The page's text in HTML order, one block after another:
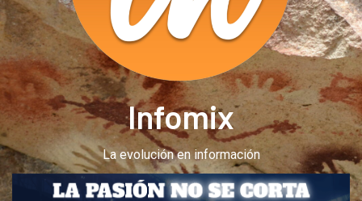
Infomix
La evolución en información